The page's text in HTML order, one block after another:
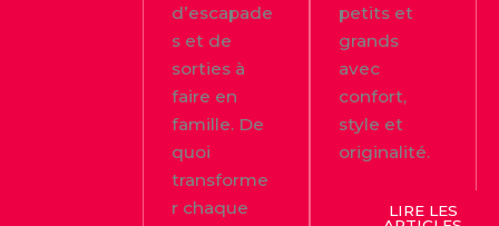
d’escapade
s et de
sorties à
faire en
famille. De
quoi
transforme
r chaque
petits et
grands
avec
confort,
style et
originalité.
LIRE LES